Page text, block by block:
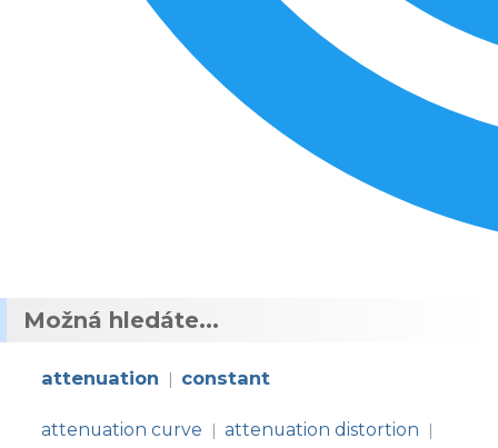
Možná hledáte...
attenuation | constant
attenuation curve | attenuation distortion |